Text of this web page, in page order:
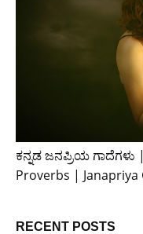
ಕನ್ನಡ ಜನಪ್ರಿಯ ಗಾದೆಗಳು
Proverbs |
RECENT POSTS